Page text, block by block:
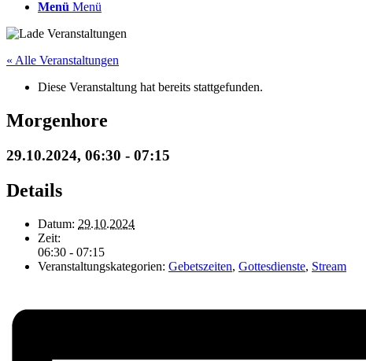
Menü Menü
« Alle Veranstaltungen
Diese Veranstaltung hat bereits stattgefunden.
Morgenhore
29.10.2024, 06:30 - 07:15
Details
Datum: 29.10.2024
Zeit:
06:30 - 07:15
Veranstaltungskategorien: Gebetszeiten, Gottesdienste, Stream